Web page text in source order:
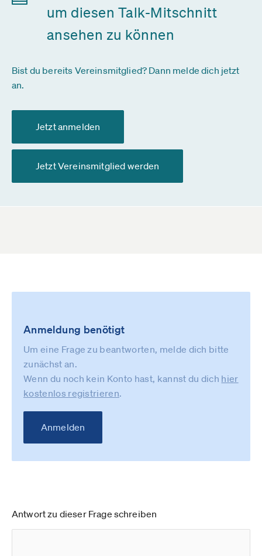
um diesen Talk-Mitschnitt
ansehen zu können
Bist du bereits Vereinsmitglied? Dann melde dich jetzt
an.
Jetzt anmelden
Jetzt Vereinsmitglied werden
Anmeldung benötigt
Um eine Frage zu beantworten, melde dich bitte
zunächst an.
Wenn du noch kein Konto hast, kannst du dich hier
kostenlos registrieren.
Anmelden
Antwort zu dieser Frage schreiben